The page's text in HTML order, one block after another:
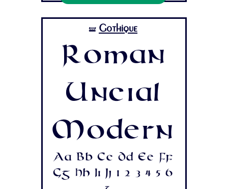
🝛 Gothique
Roman
Uncial
Modern
Aa Bb Cc Dd Ee Ff
Gg Hh Ii Jj 1 2 3 4 5 6